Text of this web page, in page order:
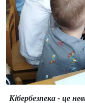
Кібербезпека - це